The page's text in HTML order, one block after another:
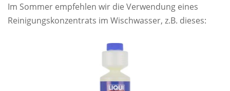
Im Sommer empfehlen wir die Verwendung eines
Reinigungskonzentrats im Wischwasser, z.B. dieses: